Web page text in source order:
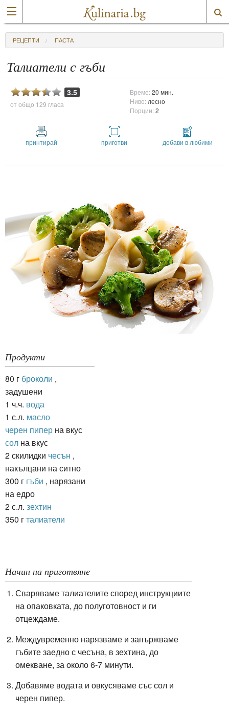
РЕЦЕПТИ ПАСТА
Талиатели с гъби
3.5
от общо 129 гласа
Време:20 мин.
Ниво: лесно
Порции:2
принтирай приготви добави в любими
Продукти
80 г броколи ,
задушени
1 ч.ч. вода
1 с.л. масло
черен пипер на вкус
сол на вкус
2 скилидки чесън ,
накълцани на ситно
300 г гъби , нарязани
на едро
2 с.л. зехтин
350 гталиатели
Начин на приготвяне
Сваряваме талиателите според инструкциите
на опаковката, до полуготовност и ги
отцеждаме.
Междувременно нарязваме и запържваме
гъбите заедно с чесъна, в зехтина, до
омекване, за около 6-7 минути.
Добавяме водата и овкусяваме със сол и
черен пипер.